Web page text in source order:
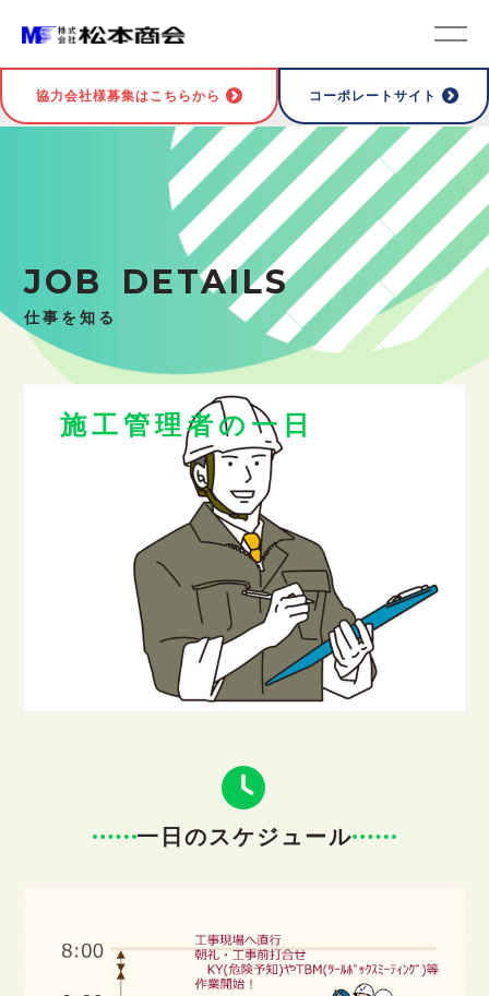
協力会社様募集はこちらから コーポレートサイト
TOP>仕事を知る> 施工管理者
JOB DETAILS
仕事を知る
施工管理者の一日
一日のスケジュール